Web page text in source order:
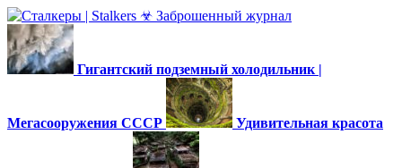
Гигантский подземный холодильник |
Мегасооружения СССР Удивительная красота